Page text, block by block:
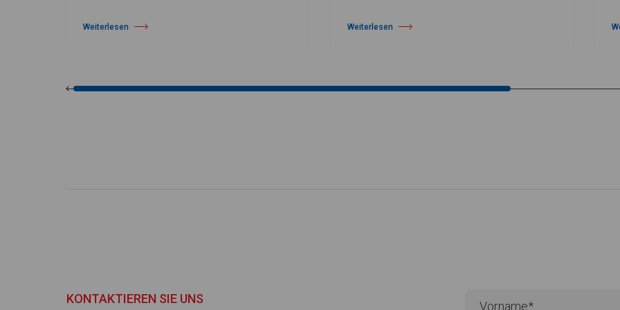
Weiterlesen
über Harlequin Floors gibt Führungswechsel bekannt
Weiterlesen
über Gewinner des Prix de Lausanne bekannt gegeben
KONTAKTIEREN SIE UNS